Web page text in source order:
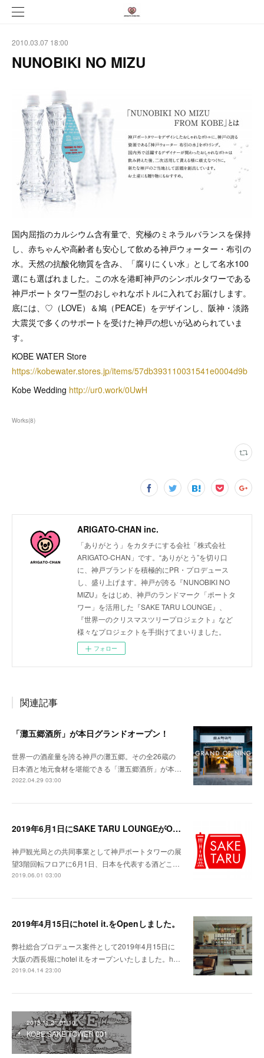
2010.03.07 18:00
NUNOBIKI NO MIZU
国内屈指のカルシウム含有量で、究極のミネラルバランスを保持
し、赤ちゃんや高齢者も安心して飲める神戸ウォーター・布引の
水。天然の抗酸化物質を含み、「腐りにくい水」として名水100
選にも選ばれました。この水を港町神戸のシンボルタワーである
神戸ポートタワー型のおしゃれなボトルに入れてお届けします。
底には、♡（LOVE）＆鳩（PEACE）をデザインし、阪神・淡路
大震災で多くのサポートを受けた神戸の想いが込められていま
す。
KOBE WATER Store
https://kobewater.stores.jp/items/57db393110031541e0004d9b
Kobe Wedding http://ur0.work/0UwH
Works(8)
ARIGATO-CHAN inc.
「ありがとう」をカタチにする会社「株式会社
ARIGATO-CHAN」です。“ありがとう”を切り口
に、神戸ブランドを積極的にPR・プロデュース
し、盛り上げます。神戸が誇る『NUNOBIKI NO
MIZU』をはじめ、神戸のランドマーク「ポートタ
ワー」を活用した『SAKE TARU LOUNGE』、
『世界一のクリスマスツリープロジェクト』など
様々なプロジェクトを手掛けてまいりました。
フォロー
関連記事
「灘五郷酒所」が本日グランドオープン！
世界一の酒産量を誇る神戸の灘五郷。その全26蔵の
日本酒と地元食材を堪能できる「灘五郷酒所」が本…
2022.04.29 03:00
2019年6月1日にSAKE TARU LOUNGEがOpenしました。
神戸観光局との共同事業として神戸ポートタワーの展
望3階回転フロアに6月1日、日本を代表する酒どこ…
2019.06.01 03:00
2019年4月15日にhotel it.をOpenしました。
弊社総合プロデュース案件として2019年4月15日に
大阪の西長堀にhotel it.をオープンいたしました。h…
2019.04.14 23:00
2015.11.21 01:10
KOBE SAKE TOWER 001